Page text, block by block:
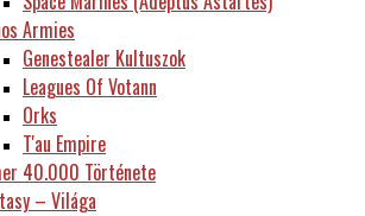
Armies
Genestealer Kultuszok
Leagues Of Votann
Orks
T'au Empire
40.000 Története
– Világa